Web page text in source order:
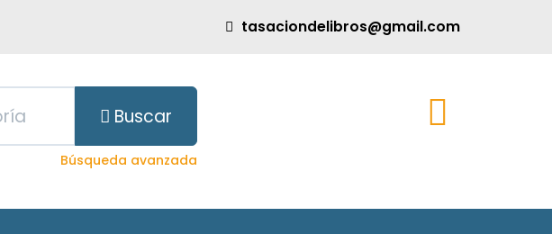
tasaciondelibros@gmail.com
Buscar
Búsqueda avanzada